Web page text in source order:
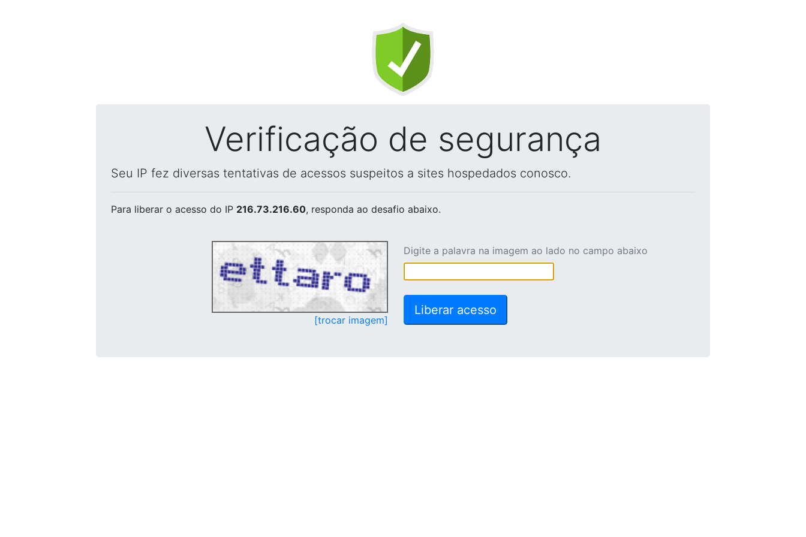
Verificação de segurança
Seu IP fez diversas tentativas de acessos suspeitos a sites hospedados conosco.
Para liberar o acesso do IP 216.73.216.60, responda ao desafio abaixo.
[trocar imagem]
Digite a palavra na imagem ao lado no campo abaixo